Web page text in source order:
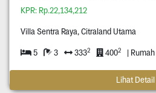
KPR: Rp.22,134,212
Villa Sentra Raya, Citraland Utama
5 3 3332 4002 | Rumah
Lihat Detail